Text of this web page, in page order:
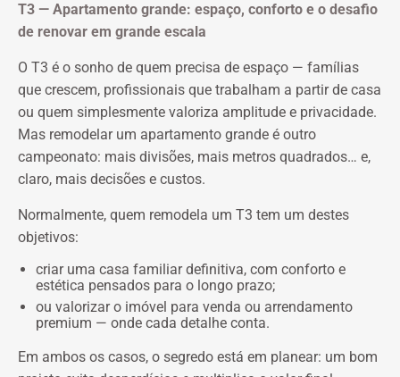
T3 — Apartamento grande: espaço, conforto e o desafio
de renovar em grande escala
O T3 é o sonho de quem precisa de espaço — famílias
que crescem, profissionais que trabalham a partir de casa
ou quem simplesmente valoriza amplitude e privacidade.
Mas remodelar um apartamento grande é outro
campeonato: mais divisões, mais metros quadrados… e,
claro, mais decisões e custos.
Normalmente, quem remodela um T3 tem um destes
objetivos:
criar uma casa familiar definitiva, com conforto e
estética pensados para o longo prazo;
ou valorizar o imóvel para venda ou arrendamento
premium — onde cada detalhe conta.
Em ambos os casos, o segredo está em planear: um bom